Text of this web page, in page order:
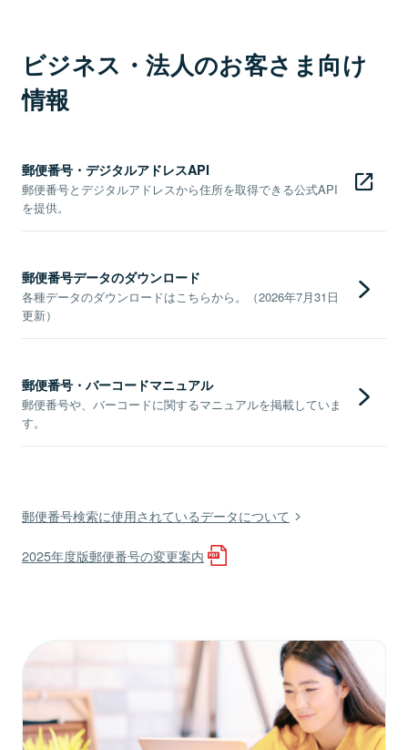
ビジネス・法人のお客さま向け
情報
郵便番号・デジタルアドレスAPI
郵便番号とデジタルアドレスから住所を取得できる公式API
を提供。
郵便番号データのダウンロード
各種データのダウンロードはこちらから。（2026年7月31日
更新）
郵便番号・バーコードマニュアル
郵便番号や、バーコードに関するマニュアルを掲載していま
す。
郵便番号検索に使用されているデータについて
2025年度版郵便番号の変更案内